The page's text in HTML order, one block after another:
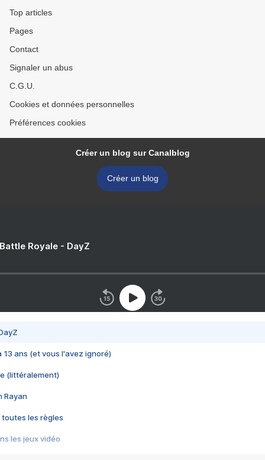
Top articles
Pages
Contact
Signaler un abus
C.G.U.
Cookies et données personnelles
Préférences cookies
Créer un blog sur Canalblog
Créer un blog
Royale - DayZ
13 ans (et vous l'avez ignoré)
(littéralement)
Rayan
toutes les règles
les jeux vidéo